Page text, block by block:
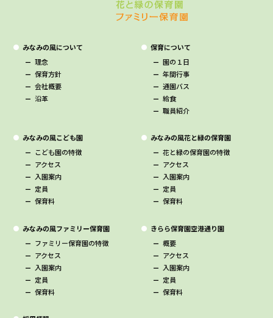
みなみの風について
理念
保育方針
会社概要
沿革
保育について
園の１日
年間行事
通園バス
給食
職員紹介
みなみの風こども園
こども園の特徴
アクセス
入園案内
定員
保育料
みなみの風花と緑の保育園
花と緑の保育園の特徴
アクセス
入園案内
定員
保育料
みなみの風ファミリー保育園
ファミリー保育園の特徴
アクセス
入園案内
定員
保育料
きらら保育園空港通り園
概要
アクセス
入園案内
定員
保育料